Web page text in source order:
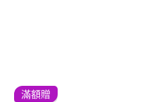
滿額贈